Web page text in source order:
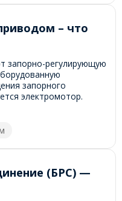
– что
запорно-регулирующую
запорного
электромотор.
(БРС) —